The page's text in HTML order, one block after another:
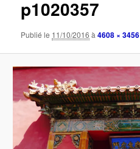
p1020357
Publié le 11/10/2016 à4608 × 3456